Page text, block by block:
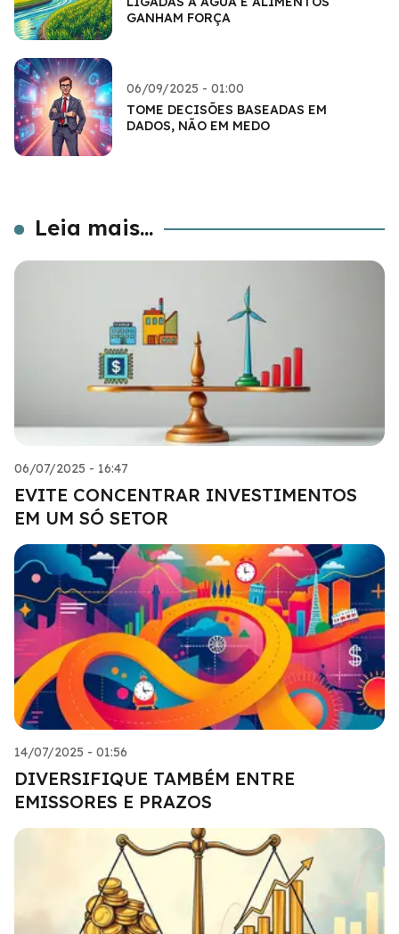
GANHAM FORÇA
06/09/2025 - 01:00
TOME DECISÕES BASEADAS EM
DADOS, NÃO EM MEDO
Leia mais...
06/07/2025 - 16:47
EVITE CONCENTRAR INVESTIMENTOS
EM UM SÓ SETOR
14/07/2025 - 01:56
DIVERSIFIQUE TAMBÉM ENTRE
EMISSORES E PRAZOS